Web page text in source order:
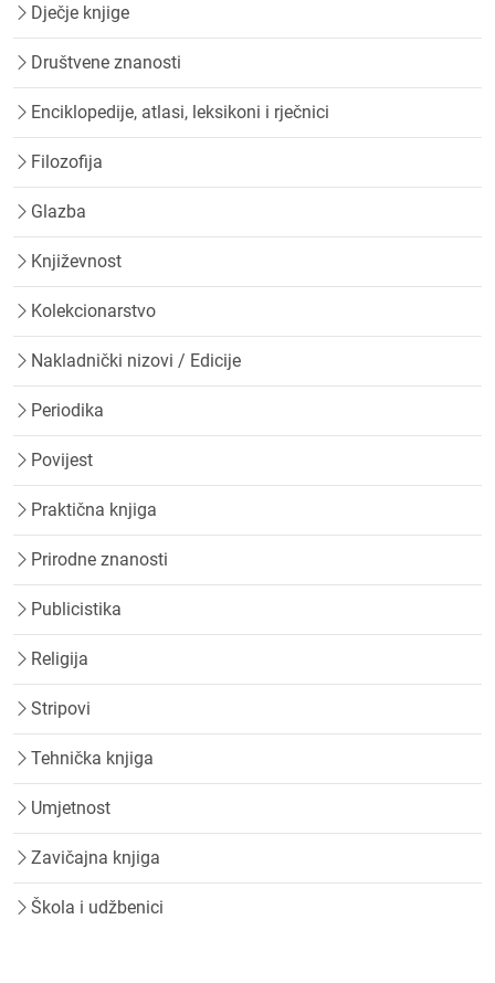
Dječje knjige
Društvene znanosti
Enciklopedije, atlasi, leksikoni i rječnici
Filozofija
Glazba
Književnost
Kolekcionarstvo
Nakladnički nizovi / Edicije
Periodika
Povijest
Praktična knjiga
Prirodne znanosti
Publicistika
Religija
Stripovi
Tehnička knjiga
Umjetnost
Zavičajna knjiga
Škola i udžbenici